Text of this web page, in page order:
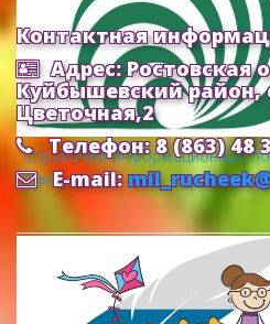
Cправочно-информационный
язык»
Контактная
Адрес: Ростовская
Куйбышевский район,
Цветочная,2
Телефон: 8 (863) 48
E-mail: